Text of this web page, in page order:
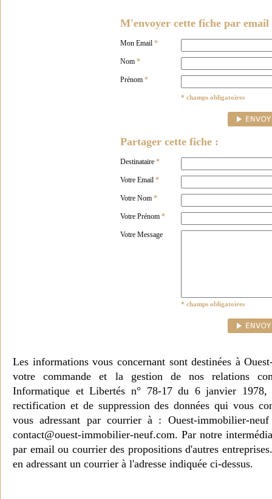
M'envoyer cette fiche par email
Mon Email *
Nom *
Prénom *
* champs obligatoires
Partager cette fiche :
Destinataire *
Votre Email *
Votre Nom *
Votre Prénom *
Votre Message
* champs obligatoires
Les informations vous concernant sont destinées à
votre commande et la gestion de nos relations
Informatique et Libertés n° 78-17 du 6 janvier 1978,
rectification et de suppression des données qui vous
vous adressant par courrier à : Ouest-immobilier-
contact@ouest-immobilier-neuf.com. Par notre
par email ou courrier des propositions d'autres
en adressant un courrier à l'adresse indiquée ci-dessus.